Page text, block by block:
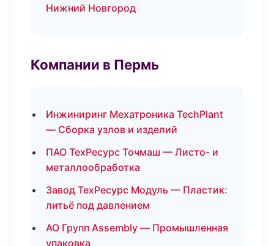
Нижний Новгород
Компании в Пермь
Инжиниринг Мехатроника TechPlant
— Сборка узлов и изделий
ПАО ТехРесурс Точмаш — Листо- и
металлообработка
Завод ТехРесурс Модуль — Пластик:
литьё под давлением
АО Групп Assembly — Промышленная
упаковка